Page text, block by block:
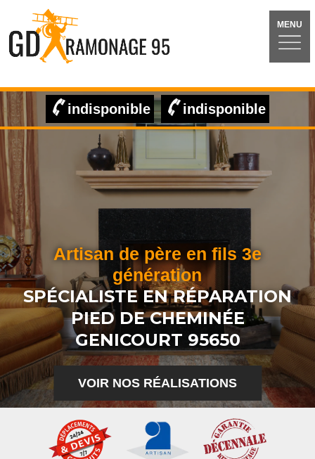
MENU
indisponible indisponible
Artisan de père en fils 3e
génération
SPÉCIALISTE EN RÉPARATION
PIED DE CHEMINÉE
GENICOURT 95650
VOIR NOS RÉALISATIONS